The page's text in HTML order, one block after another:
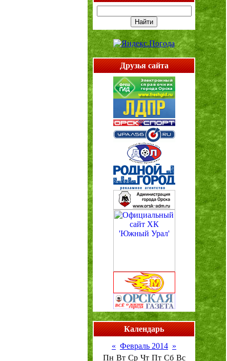
Друзья сайта
Календарь
« Февраль 2014 »
Пн Вт Ср Чт Пт Сб Вс